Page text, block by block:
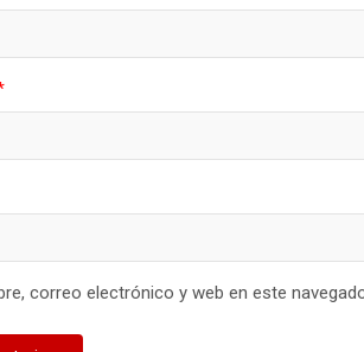
correo electrónico y web en este